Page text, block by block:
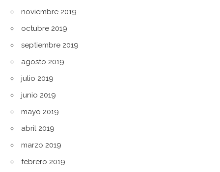
noviembre 2019
octubre 2019
septiembre 2019
agosto 2019
julio 2019
junio 2019
mayo 2019
abril 2019
marzo 2019
febrero 2019